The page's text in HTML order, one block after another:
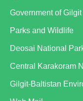
Government of
Parks and Wildlife
Deosai National
Central Karakoram
Gilgit-Baltistan